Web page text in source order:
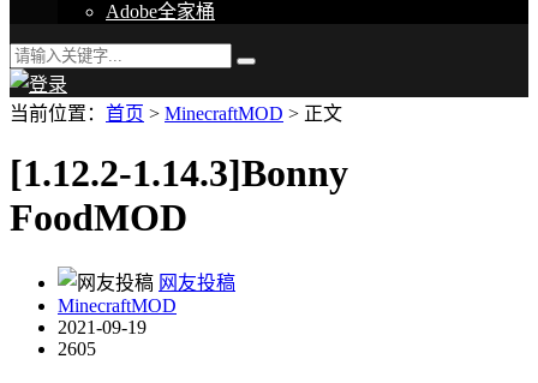
Adobe全家桶
当前位置： 首页 > MinecraftMOD > 正文
[1.12.2-1.14.3]Bonny
FoodMOD
网友投稿
MinecraftMOD
2021-09-19
2605